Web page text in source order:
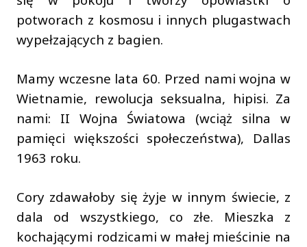
potworach z kosmosu i innych plugastwach
wypełzających z bagien.
Mamy wczesne lata 60. Przed nami wojna w
Wietnamie, rewolucja seksualna, hipisi. Za
nami: II Wojna Światowa (wciąż silna w
pamięci większości społeczeństwa), Dallas
1963 roku.
Cory zdawałoby się żyje w innym świecie, z
dala od wszystkiego, co złe. Mieszka z
kochającymi rodzicami w małej mieścinie na